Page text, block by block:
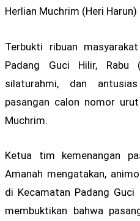
Herlian Muchrim (Heri
Terbukti ribuan
Padang Guci Hilir, Rabu
silaturahmi, dan
pasangan calon nomor
Muchrim.
Ketua tim kemenangan
Amanah mengatakan,
di Kecamatan Padang
membuktikan bahwa